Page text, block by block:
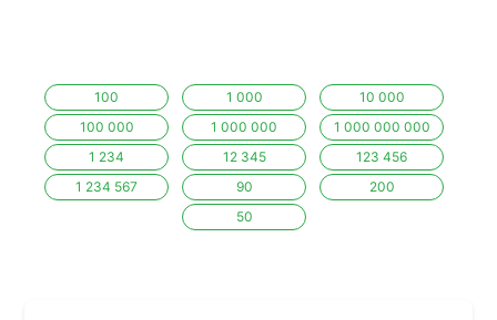
100 1 000
10 000
100 000
1 000 000
1 000 000 000
1 234
12 345
123 456
1 234 567
90
200
50